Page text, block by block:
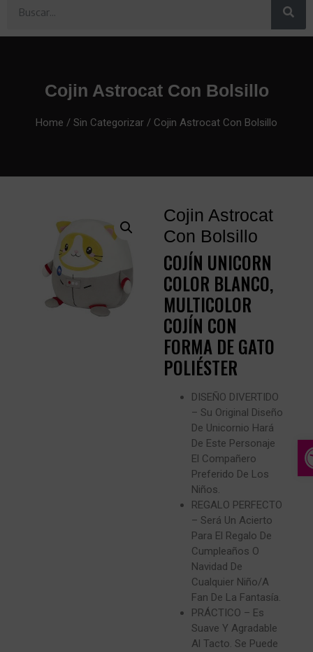
Cojin Astrocat Con Bolsillo
Home / Sin Categorizar / Cojin Astrocat Con Bolsillo
Cojin Astrocat
Con Bolsillo
COJÍN UNICORN
COLOR BLANCO,
MULTICOLOR
COJÍN CON
FORMA DE GATO
POLIÉSTER
DISEÑO DIVERTIDO
– Su Original Diseño
De Unicornio Hará
De Este Personaje
El Compañero
Preferido De Los
Niños.
REGALO PERFECTO
– Será Un Acierto
Para El Regalo De
Cumpleaños O
Navidad De
Cualquier Niño/a
Fan De La Fantasía.
PRÁCTICO – Es
Suave Y Agradable
Al Tacto. Se Puede